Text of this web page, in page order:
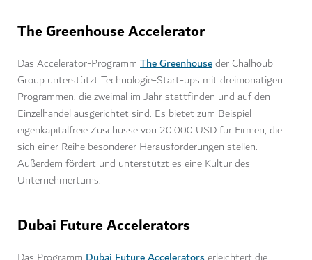
The Greenhouse Accelerator
Das Accelerator-Programm The Greenhouseder Chalhoub
Group unterstützt Technologie-Start-ups mit dreimonatigen
Programmen, die zweimal im Jahr stattfinden und auf den
Einzelhandel ausgerichtet sind. Es bietet zum Beispiel
eigenkapitalfreie Zuschüsse von 20.000 USD für Firmen, die
sich einer Reihe besonderer Herausforderungen stellen.
Außerdem fördert und unterstützt es eine Kultur des
Unternehmertums.
Dubai Future Accelerators